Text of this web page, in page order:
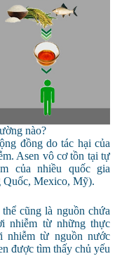
nào?
đồng do tác hại của
Asen vô cơ tồn tại tự
của nhiều quốc gia
Quốc, Mexico, Mỹ).
cũng là nguồn chứa
nhiễm từ những thực
nhiễm từ nguồn nước
được tìm thấy chủ yếu